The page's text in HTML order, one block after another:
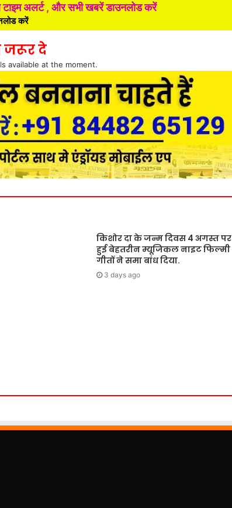
टाइम अलर्ट , और सभी खबरें डाउनलोड करें
करें
जरूर दे
available at the moment.
किशोर दा के जन्म दिवस 4 अगस्त पर
हुई बेहतरीन म्यूजिकल नाइट फिल्मी
गीतों ने समा बांध दिया.
3 days ago